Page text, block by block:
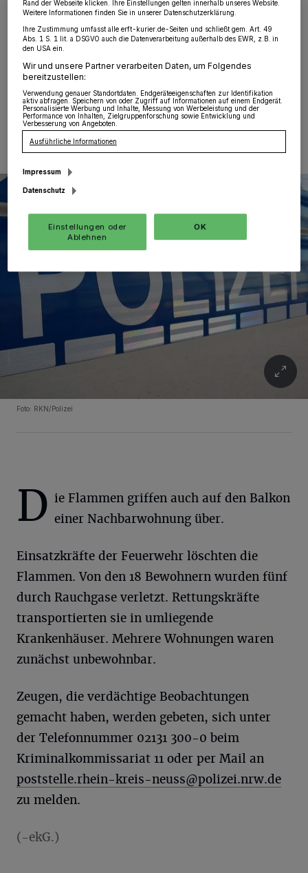
Wevelinghoven·Aus bislang unbekannten Gründen
kam es am Samstag gegen 23 Uhr zu einem Brand auf
dem Balkon einer Erdgeschosswohnung an der Straße
„An der Kolpingschule“ in Wevelinghoven.
26.08.2025 , 08:39 Uhr Eine Minute Lesezeit
Foto: RKN/Polizei
D ie Flammen griffen auch auf den Balkon
einer Nachbarwohnung über.
Einsatzkräfte der Feuerwehr löschten die
Flammen. Von den 18 Bewohnern wurden fünf
durch Rauchgase verletzt. Rettungskräfte
transportierten sie in umliegende
Krankenhäuser. Mehrere Wohnungen waren
zunächst unbewohnbar.
Zeugen, die verdächtige Beobachtungen
gemacht haben, werden gebeten, sich unter
der Telefonnummer 02131 300-0 beim
Kriminalkommissariat 11 oder per Mail an
poststelle.rhein-kreis-neuss@polizei.nrw.de
zu melden.
(-ekG.)
Rand der Webseite klicken. Ihre Einstellungen gelten innerhalb unseres Website.
Weitere Informationen finden Sie in unserer Datenschutzerklärung.
Ihre Zustimmung umfasst alle erft-kurier.de-Seiten und schließt gem. Art. 49
Abs. 1 S. 1 lit. a DSGVO auch die Datenverarbeitung außerhalb des EWR, z.B. in
den USA ein.
Wir und unsere Partner verarbeiten Daten, um Folgendes
bereitzustellen:
Verwendung genauer Standortdaten. Endgeräteeigenschaften zur Identifikation
aktiv abfragen. Speichern von oder Zugriff auf Informationen auf einem Endgerät.
Personalisierte Werbung und Inhalte, Messung von Werbeleistung und der
Performance von Inhalten, Zielgruppenforschung sowie Entwicklung und
Verbesserung von Angeboten.
Ausführliche Informationen
Impressum
Datenschutz
Einstellungen oder
Ablehnen
OK